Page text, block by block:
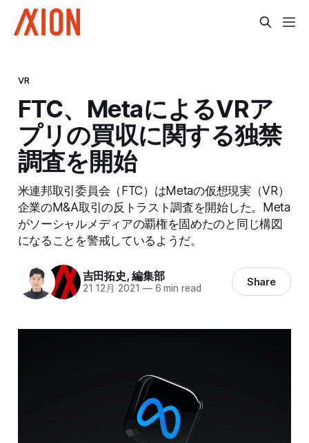
VR
FTC、MetaによるVRア
プリの買収に関する独禁
調査を開始
米連邦取引委員会（FTC）はMetaの仮想現実（VR）
企業のM&A取引の反トラスト調査を開始した。Meta
がソーシャルメディアの覇権を固めたのと同じ構図
になることを警戒しているようだ。
吉田拓史 ,編集部
21 12月 2021 —6 min read Share